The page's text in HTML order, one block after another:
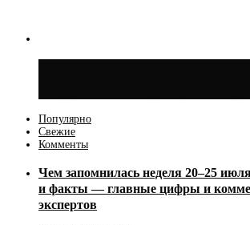
Популярно
Свежие
Комменты
Чем запомнилась неделя 20–25
и факты — главные цифры и
экспертов